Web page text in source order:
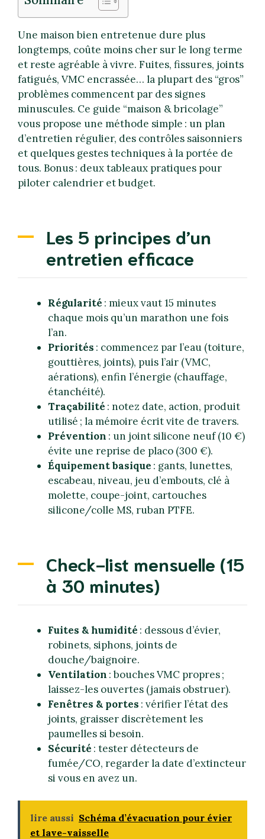
Une maison bien entretenue dure plus
longtemps, coûte moins cher sur le long terme
et reste agréable à vivre. Fuites, fissures, joints
fatigués, VMC encrassée… la plupart des “gros”
problèmes commencent par des signes
minuscules. Ce guide “maison & bricolage”
vous propose une méthode simple : un plan
d’entretien régulier, des contrôles saisonniers
et quelques gestes techniques à la portée de
tous. Bonus : deux tableaux pratiques pour
piloter calendrier et budget.
Les 5 principes d’un
entretien efficace
Régularité : mieux vaut 15 minutes
chaque mois qu’un marathon une fois
l’an.
Priorités : commencez par l’eau (toiture,
gouttières, joints), puis l’air (VMC,
aérations), enfin l’énergie (chauffage,
étanchéité).
Traçabilité : notez date, action, produit
utilisé ; la mémoire écrit vite de travers.
Prévention : un joint silicone neuf (10 €)
évite une reprise de placo (300 €).
Équipement basique : gants, lunettes,
escabeau, niveau, jeu d’embouts, clé à
molette, coupe-joint, cartouches
silicone/colle MS, ruban PTFE.
Check-list mensuelle (15
à 30 minutes)
Fuites & humidité : dessous d’évier,
robinets, siphons, joints de
douche/baignoire.
Ventilation : bouches VMC propres ;
laissez-les ouvertes (jamais obstruer).
Fenêtres & portes : vérifier l’état des
joints, graisser discrètement les
paumelles si besoin.
Sécurité : tester détecteurs de
fumée/CO, regarder la date d’extincteur
si vous en avez un.
lire aussi Schéma d’évacuation pour évier
et lave-vaisselle